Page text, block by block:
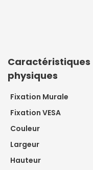
Caractéristiques
physiques
Fixation Murale
Fixation VESA
Couleur
Largeur
Hauteur